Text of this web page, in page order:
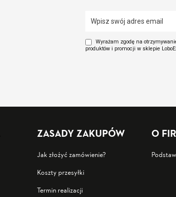
Wyrażam zgodę na
produktów i promocji w sklepie
ZASADY ZAKUPÓW
Jak złożyć zamówienie?
Koszty przesyłki
Termin realizacji
O